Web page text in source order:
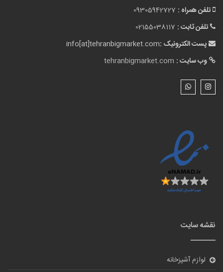
تلفن همراه : 09305942727
تلفن ثابت : 02155038117
پست الکترونیک :info[at]tehranbigmarket.com
وب سایت : tehranbigmarket.com
نقشه سایت
لوازم آشپزخانه